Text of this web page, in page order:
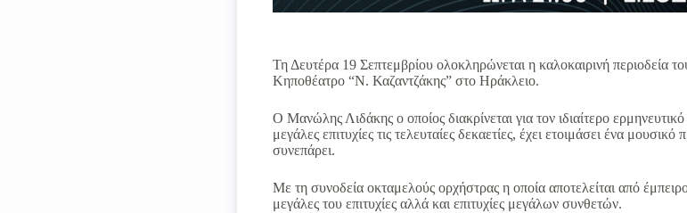
Τη Δευτέρα 19 Σεπτεμβρίου ολοκληρώνεται η καλοκαιρινή
Κηποθέατρο “Ν. Καζαντζάκης” στο Ηράκλειο.
Ο Μανώλης Λιδάκης ο οποίος διακρίνεται για τον ιδιαίτερο
μεγάλες επιτυχίες τις τελευταίες δεκαετίες, έχει ετοιμάσει ένα
συνεπάρει.
Με τη συνοδεία οκταμελούς ορχήστρας η οποία αποτελείται από
μεγάλες του επιτυχίες αλλά και επιτυχίες μεγάλων συνθετών.